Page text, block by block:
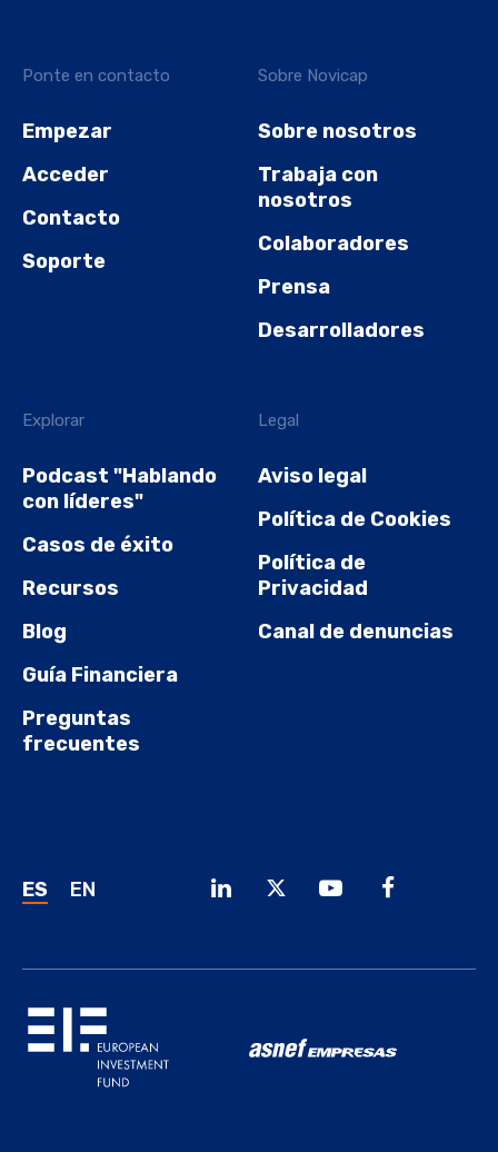
Ponte en contacto
Empezar
Acceder
Contacto
Soporte
Sobre Novicap
Sobre nosotros
Trabaja con
nosotros
Colaboradores
Prensa
Desarrolladores
Explorar
Podcast "Hablando
con líderes"
Casos de éxito
Recursos
Blog
Guía Financiera
Preguntas
frecuentes
Legal
Aviso legal
Política de Cookies
Política de
Privacidad
Canal de denuncias
ES EN